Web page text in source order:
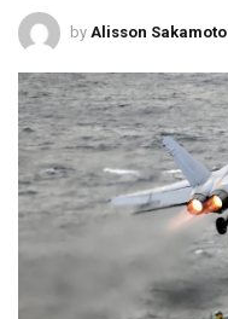
by Alisson Sakamoto